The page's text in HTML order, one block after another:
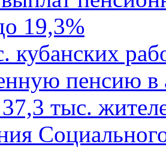
19,3%
кубанских
пенсию в
тыс.